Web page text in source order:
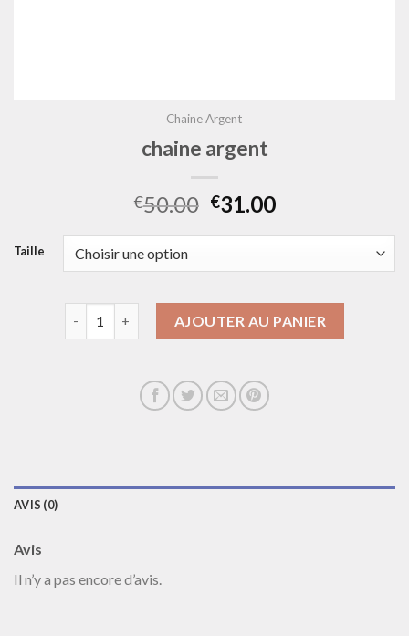
Chaine Argent
chaine argent
€50.00 €31.00
Taille
AJOUTER AU PANIER
AVIS (0)
Avis
Il n’y a pas encore d’avis.